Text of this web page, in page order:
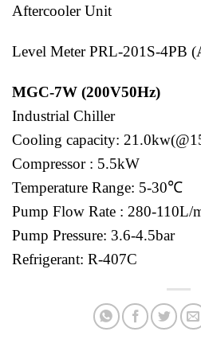
Aftercooler Unit
Level Meter PRL-201S-
MGC-7W (200V50Hz)
Industrial Chiller
Cooling capacity:
Compressor : 5.5kW
Temperature Range: 5-30℃
Pump Flow Rate : 280-110L/
Pump Pressure: 3.6-4.5bar
Refrigerant: R-407C